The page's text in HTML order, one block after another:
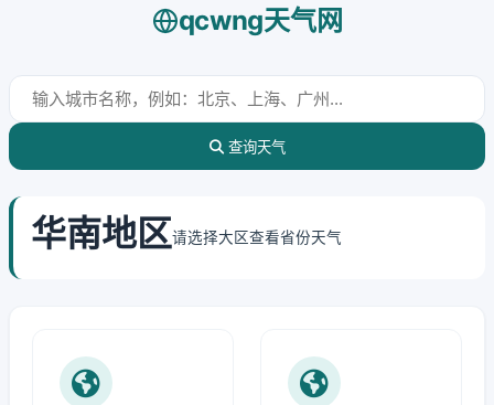
qcwng天气网
查询天气
华南地区请选择大区查看省份天气